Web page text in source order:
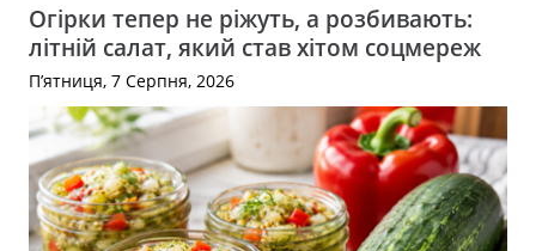
Огірки тепер не ріжуть, а розбивають:
літній салат, який став хітом соцмереж
П’ятниця, 7 Серпня, 2026